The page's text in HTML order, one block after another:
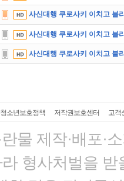
사신대행 쿠로사키 이치고 블
사신대행 쿠로사키 이치고 블
사신대행 쿠로사키 이치고 블
청소년보호정책 저작권보호센터 고객
물 제작·배포·
형사처벌을 받